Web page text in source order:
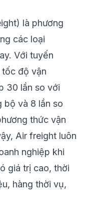
là phương
các loại
Với tuyến
độ vận
30 lần so với
bộ và 8 lần so
thức vận
Air freight luôn
nghiệp khi
giá trị cao, thời
hàng thời vụ,